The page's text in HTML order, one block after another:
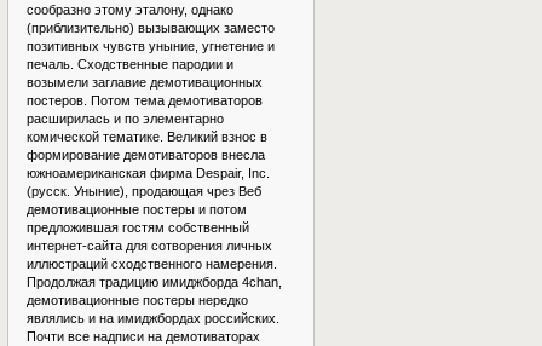
сообразно этому эталону, однако
(приблизительно) вызывающих заместо
позитивных чувств уныние, угнетение и
печаль. Сходственные пародии и
возымели заглавие демотивационных
постеров. Потом тема демотиваторов
расширилась и по элементарно
комической тематике. Великий взнос в
формирование демотиваторов внесла
южноамериканская фирма Despair, Inc.
(русск. Уныние), продающая чрез Веб
демотивационные постеры и потом
предложившая гостям собственный
интернет-сайта для сотворения личных
иллюстраций сходственного намерения.
Продолжая традицию имиджборда 4chan,
демотивационные постеры нередко
являлись и на имиджбордах российских.
Почти все надписи на демотиваторах